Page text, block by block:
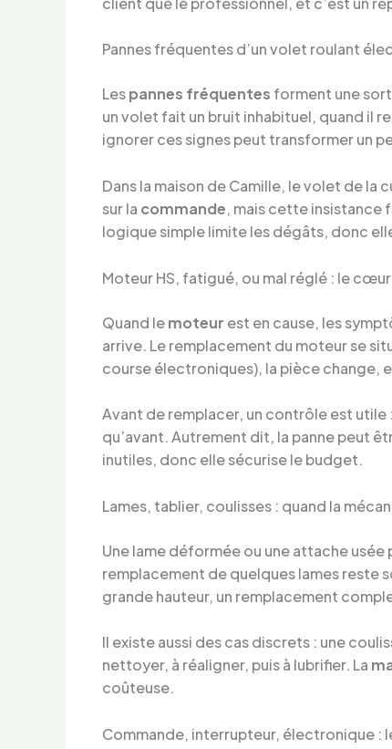
Pannes fréquentes d’un volet roulant
Lespannes fréquentes forment une
un volet fait un bruit inhabituel, quand il
ignorer ces signes peut transformer un
Dans la maison de Camille, le volet de la
sur la commande, mais cette insistance
logique simple limite les dégâts, donc
Moteur HS, fatigué, ou mal réglé : le
Quand lemoteur est en cause, les
arrive. Le remplacement du moteur se
course électroniques), la pièce change,
Avant de remplacer, un contrôle est
qu’avant. Autrement dit, la panne peut
inutiles, donc elle sécurise le budget.
Lames, tablier, coulisses : quand la
Une lame déformée ou une attache
remplacement de quelques lames reste
grande hauteur, un remplacement
Il existe aussi des cas discrets : une
nettoyer, à réaligner, puis à lubrifier. La
coûteuse.
Commande, interrupteur, électronique :